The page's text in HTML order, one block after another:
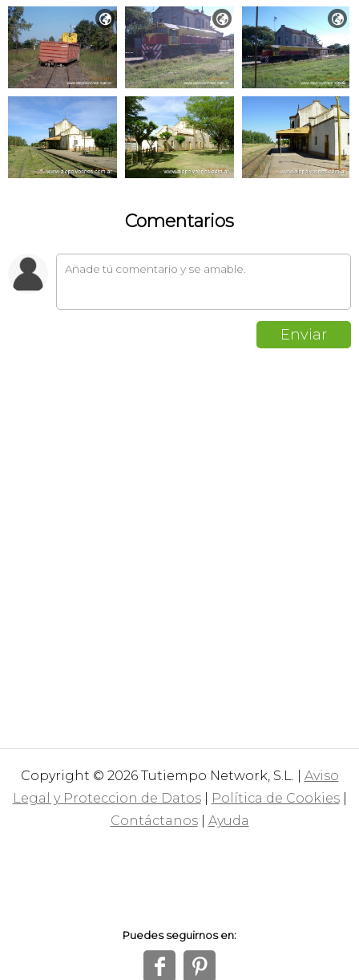
  
Comentarios
Copyright © 2026 Tutiempo Network, S.L. | Aviso
Legal y Proteccion de Datos| Política de Cookies|
Contáctanos| Ayuda
Puedes seguirnos en:
f 1